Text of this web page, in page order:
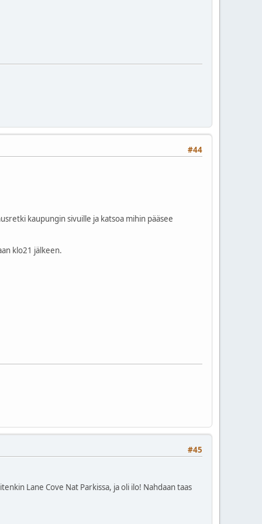
#44
kaupungin sivuille ja katsoa mihin pääsee
klo21 jälkeen.
#45
Lane Cove Nat Parkissa, ja oli ilo! Nahdaan taas